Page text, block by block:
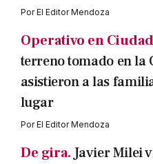
PorEl Editor Mendoza
Operativo en
terreno tomado en la
asistieron a las
lugar
PorEl Editor Mendoza
De gira. Javier Milei